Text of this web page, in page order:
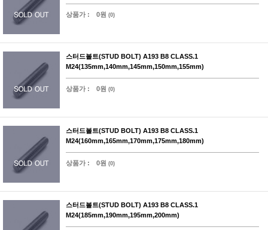
상품가 : 0원 (0)
스터드볼트(STUD BOLT) A193 B8 CLASS.1
M24(135mm,140mm,145mm,150mm,155mm)
상품가 : 0원 (0)
스터드볼트(STUD BOLT) A193 B8 CLASS.1
M24(160mm,165mm,170mm,175mm,180mm)
상품가 : 0원 (0)
스터드볼트(STUD BOLT) A193 B8 CLASS.1
M24(185mm,190mm,195mm,200mm)